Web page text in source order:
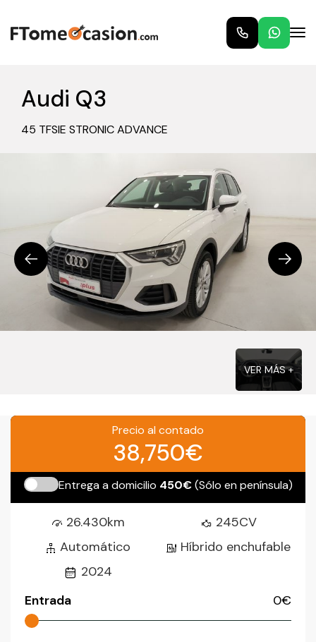
Audi Q3
45 TFSIE STRONIC ADVANCE
VER MÁS +
Precio al contado
38,750€
Entrega a domicilio 450€(Sólo en península)
26.430km
245CV
Automático
Híbrido enchufable
2024
Entrada
0€